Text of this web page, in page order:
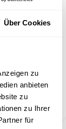
Über Cookies
zu
anbieten
zu
zu Ihrer
für